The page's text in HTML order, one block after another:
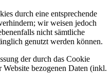
durch eine entsprechende
wir weisen jedoch
nicht sämtliche
genutzt werden können.
der durch das Cookie
bezogenen Daten (inkl.